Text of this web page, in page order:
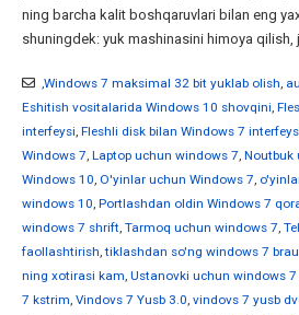
ning barcha kalit boshqaruvlari bilan eng
shuningdek: yuk mashinasini himoya qilish,
,Windows 7 maksimal 32 bit yuklab olish,
Eshitish vositalarida Windows 10 shovqini,
interfeysi, Fleshli disk bilan Windows 7
Windows 7, Laptop uchun windows 7, Noutbuk
Windows 10, O'yinlar uchun Windows 7,
windows 10, Portlashdan oldin Windows 7
windows 7 shrift, Tarmoq uchun windows 7,
faollashtirish,tiklashdan so'ng windows 7
ning xotirasi kam, Ustanovki uchun windows
7 kstrim, Vindovs 7 Yusb 3.0, vindovs 7 yusb